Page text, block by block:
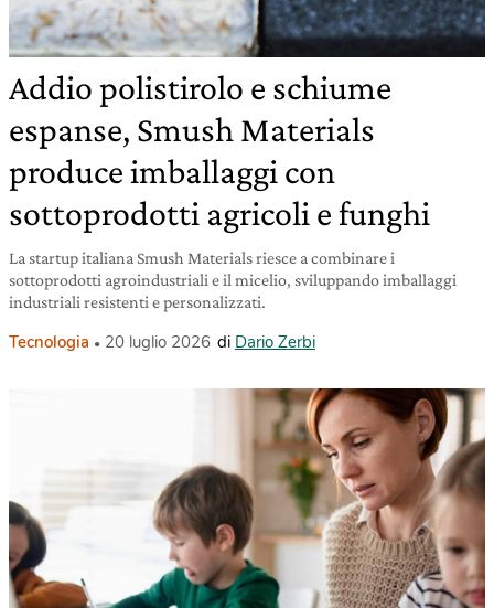
Addio polistirolo e schiume
espanse, Smush Materials
produce imballaggi con
sottoprodotti agricoli e funghi
La startup italiana Smush Materials riesce a combinare i
sottoprodotti agroindustriali e il micelio, sviluppando imballaggi
industriali resistenti e personalizzati.
Tecnologia 20 luglio 2026 di Dario Zerbi